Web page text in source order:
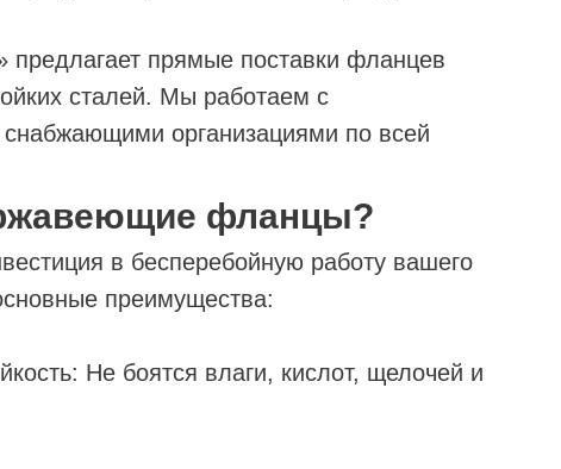
прямые поставки фланцев
сталей. Мы работаем с
организациями по всей
фланцы?
в бесперебойную работу вашего
преимущества:
Не боятся влаги, кислот, щелочей и